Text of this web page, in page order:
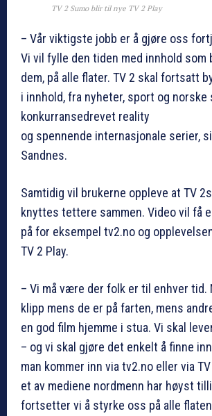
TV 2 Sumo blir til nye TV 2 Play
– Vår viktigste jobb er å gjøre oss
Vi vil fylle den tiden med innhold som
dem, på alle flater. TV 2 skal fortsatt
i innhold, fra nyheter, sport og norske
konkurransedrevet reality
og spennende internasjonale serier,
Sandnes.
Samtidig vil brukerne oppleve at TV
knyttes tettere sammen. Video vil få
på for eksempel tv2.no og
TV 2 Play.
– Vi må være der folk er til enhver tid.
klipp mens de er på farten, mens
en god film hjemme i stua. Vi skal
– og vi skal gjøre det enkelt å finne
man kommer inn via tv2.no eller via
et av mediene nordmenn har høyst
fortsetter vi å styrke oss på alle